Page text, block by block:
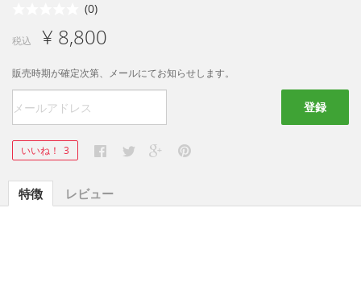
(0)
税込 ¥ 8,800
販売時期が確定次第、メールにてお知らせします。
登録
いいね！ 3
特徴 レビュー